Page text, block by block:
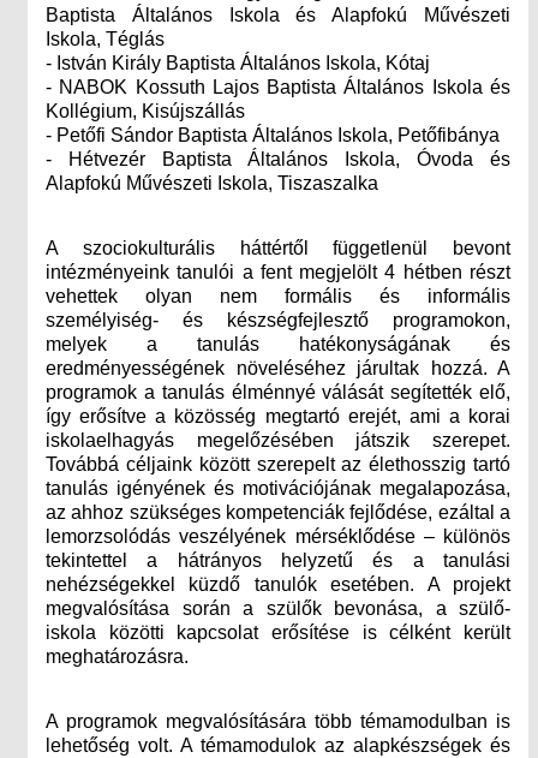
Baptista Általános Iskola és Alapfokú Művészeti
Iskola, Téglás
- István Király Baptista Általános Iskola, Kótaj
- NABOK Kossuth Lajos Baptista Általános Iskola és
Kollégium, Kisújszállás
- Petőfi Sándor Baptista Általános Iskola, Petőfibánya
- Hétvezér Baptista Általános Iskola, Óvoda és
Alapfokú Művészeti Iskola, Tiszaszalka
A szociokulturális háttértől függetlenül bevont
intézményeink tanulói a fent megjelölt 4 hétben részt
vehettek olyan nem formális és informális
személyiség- és készségfejlesztő programokon,
melyek a tanulás hatékonyságának és
eredményességének növeléséhez járultak hozzá. A
programok a tanulás élménnyé válását segítették elő,
így erősítve a közösség megtartó erejét, ami a korai
iskolaelhagyás megelőzésében játszik szerepet.
Továbbá céljaink között szerepelt az élethosszig tartó
tanulás igényének és motivációjának megalapozása,
az ahhoz szükséges kompetenciák fejlődése, ezáltal a
lemorzsolódás veszélyének mérséklődése – különös
tekintettel a hátrányos helyzetű és a tanulási
nehézségekkel küzdő tanulók esetében. A projekt
megvalósítása során a szülők bevonása, a szülő-
iskola közötti kapcsolat erősítése is célként került
meghatározásra.
A programok megvalósítására több témamodulban is
lehetőség volt. A témamodulok az alapkészségek és